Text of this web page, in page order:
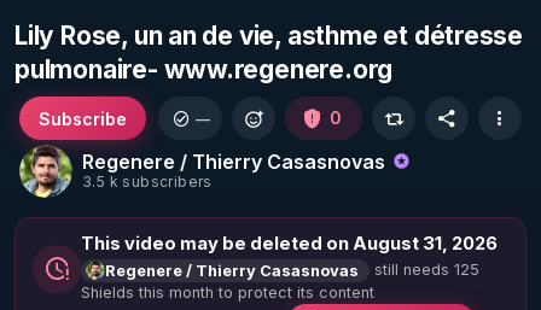
Lily Rose, un an de vie, asthme et détresse
pulmonaire- www.regenere.org
Regenere / Thierry Casasnovas
3.5 k subscribers
Subscribe — 0
This video may be deleted on August 31, 2026
Regenere / Thierry Casasnovas
still needs 125
Shields this month to protect its content